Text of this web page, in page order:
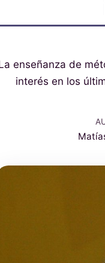
enseñanza de
interés en los